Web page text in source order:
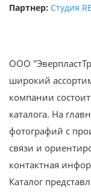
Партнер: Студия
ООО
широкий
компании
каталога. На
фотографий с
связи и
контактная
Каталог